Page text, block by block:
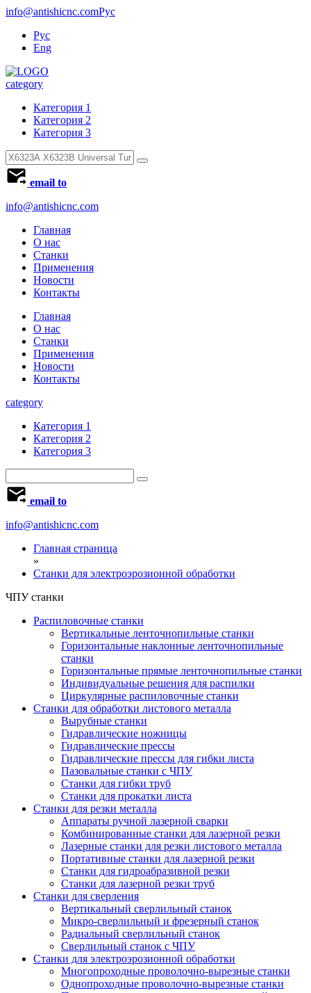
info@antishicnc.comРус
Рус
Eng
category
Категория 1
Категория 2
Категория 3
email to
info@antishicnc.com
Главная
О нас
Станки
Применения
Новости
Контакты
Главная
О нас
Станки
Применения
Новости
Контакты
category
Категория 1
Категория 2
Категория 3
email to
info@antishicnc.com
Главная страница
»
Станки для электроэрозионной обработки
ЧПУ станки
Распиловочные станки
Вертикальные ленточнопильные станки
Горизонтальные наклонные ленточнопильные
станки
Горизонтальные прямые ленточнопильные станки
Индивидуальные решения для распилки
Циркулярные распиловочные станки
Станки для обработки листового металла
Вырубные станки
Гидравлические ножницы
Гидравлические прессы
Гидравлические прессы для гибки листа
Пазовальные станки с ЧПУ
Станки для гибки труб
Станки для прокатки листа
Станки для резки металла
Аппараты ручной лазерной сварки
Комбинированные станки для лазерной резки
Лазерные станки для резки листового металла
Портативные станки для лазерной резки
Станки для гидроабразивной резки
Станки для лазерной резки труб
Станки для сверления
Вертикальный сверлильный станок
Микро-сверлильный и фрезерный станок
Радиальный сверлильный станок
Сверлильный станок с ЧПУ
Станки для электроэрозионной обработки
Многопроходные проволочно-вырезные станки
Однопроходные проволочно-вырезные станки